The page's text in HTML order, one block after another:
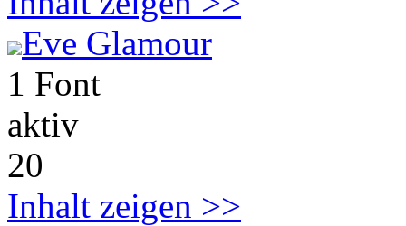
Eve Glamour
1 Font
aktiv
20
Inhalt zeigen >>